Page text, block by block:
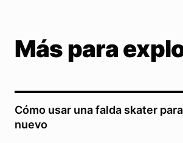
Más para
Cómo usar una falda skater
nuevo